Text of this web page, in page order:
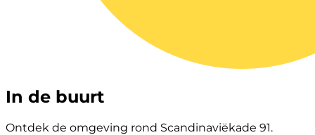
In de buurt
Ontdek de omgeving rond Scandinaviëkade 91.